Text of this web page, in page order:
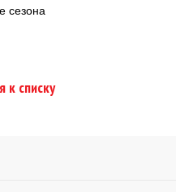
сезона
к списку